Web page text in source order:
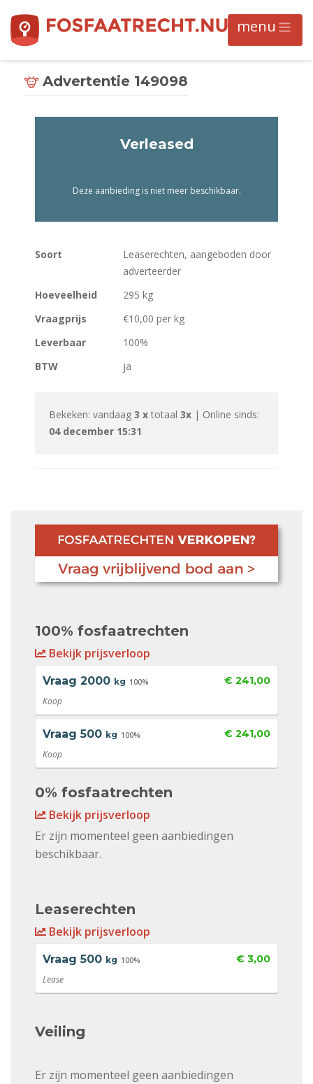
Advertentie 149098
Soort
Leaserechten, aangeboden door
adverteerder
Hoeveelheid
295 kg
Vraagprijs
€10,00 per kg
Leverbaar
100%
BTW
ja
Bekeken: vandaag 3 x totaal 3x | Online sinds:
04 december 15:31
Verleased
Deze aanbieding is niet meer beschikbaar.
100% fosfaatrechten
Bekijk prijsverloop
Vraag 2000 kg 100% € 241,00
Koop
Vraag 500 kg 100% € 241,00
Koop
0% fosfaatrechten
Bekijk prijsverloop
Er zijn momenteel geen aanbiedingen
beschikbaar.
Leaserechten
Bekijk prijsverloop
Vraag 500 kg 100% € 3,00
Lease
Veiling
Er zijn momenteel geen aanbiedingen